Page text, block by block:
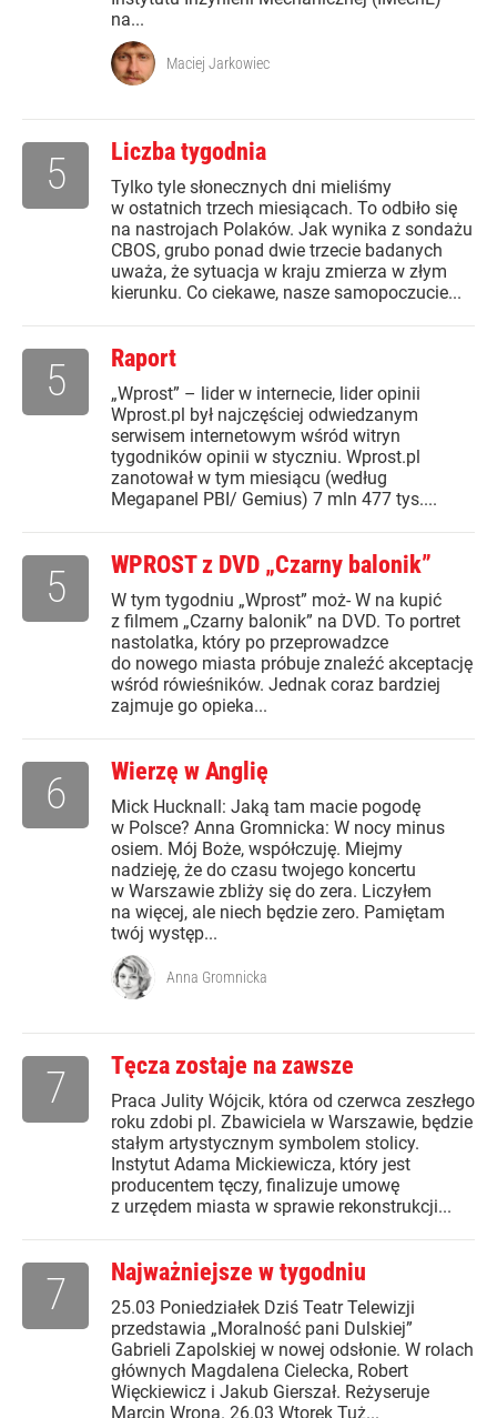
na...
Maciej Jarkowiec
Liczba tygodnia
Tylko tyle słonecznych dni mieliśmy
w ostatnich trzech miesiącach. To odbiło się
na nastrojach Polaków. Jak wynika z sondażu
CBOS, grubo ponad dwie trzecie badanych
uważa, że sytuacja w kraju zmierza w złym
kierunku. Co ciekawe, nasze samopoczucie...
5
Raport
„Wprost” – lider w internecie, lider opinii
Wprost.pl był najczęściej odwiedzanym
serwisem internetowym wśród witryn
tygodników opinii w styczniu. Wprost.pl
zanotował w tym miesiącu (według
Megapanel PBI/ Gemius) 7 mln 477 tys....
5
WPROST z DVD „Czarny balonik”
W tym tygodniu „Wprost” moż- W na kupić
z filmem „Czarny balonik” na DVD. To portret
nastolatka, który po przeprowadzce
do nowego miasta próbuje znaleźć akceptację
wśród rówieśników. Jednak coraz bardziej
zajmuje go opieka...
5
Wierzę w Anglię
Mick Hucknall: Jaką tam macie pogodę
w Polsce? Anna Gromnicka: W nocy minus
osiem. Mój Boże, współczuję. Miejmy
nadzieję, że do czasu twojego koncertu
w Warszawie zbliży się do zera. Liczyłem
na więcej, ale niech będzie zero. Pamiętam
twój występ...
6
Anna Gromnicka
Tęcza zostaje na zawsze
Praca Julity Wójcik, która od czerwca zeszłego
roku zdobi pl. Zbawiciela w Warszawie, będzie
stałym artystycznym symbolem stolicy.
Instytut Adama Mickiewicza, który jest
producentem tęczy, finalizuje umowę
z urzędem miasta w sprawie rekonstrukcji...
7
Najważniejsze w tygodniu
25.03 Poniedziałek Dziś Teatr Telewizji
przedstawia „Moralność pani Dulskiej”
Gabrieli Zapolskiej w nowej odsłonie. W rolach
głównych Magdalena Cielecka, Robert
Więckiewicz i Jakub Gierszał. Reżyseruje
Marcin Wrona. 26.03 Wtorek Tuż...
7